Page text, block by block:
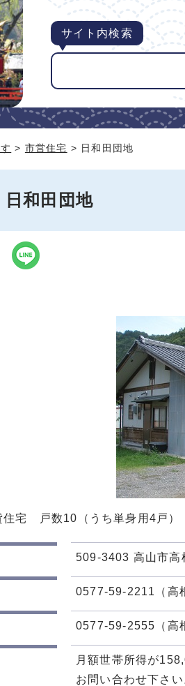
サイト内検索
> 市営住宅 > 日和田団地
日和田団地
住宅 戸数10（うち単身用4戸）
509-3403 高山市高
0577-59-2211（高
0577-59-2555（高
月額世帯所得が
お問い合わせ下さい